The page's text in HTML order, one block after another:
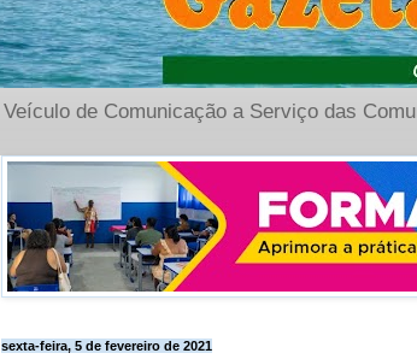
Veículo de Comunicação a Serviço das
sexta-feira, 5 de fevereiro de 2021